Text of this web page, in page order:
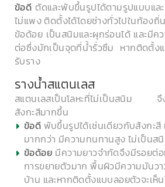
ข้อดี ตัดและพับขึ้นรูปได้ตามรูปแบบแล
ไม่แพง ติดตั้งได้โดยช่างทั่วไปในท้องถิ่น
ข้อด้อย เป็นสนิมและผุกร่อนได้ และมีค
ต่อซึ่งมักเป็นจุดที่น้ำรั่วซึม หากติดตั้งแ
รับราง
รางน้ำสแตนเลส
สแตนเลสเป็นโลหะที่ไม่เป็นสนิม จึ
สังกะสีมากขึ้น
ข้อดี พับขึ้นรูปได้เช่นเดียวกับสังกะ
มากกว่า มีความทนทานสูง ไม่เป็นส
ข้อด้อย มีความยาวจำกัดจึงมีรอยต่
การขยายตัวมาก พื้นผิวมีความมันวา
บ้าน และหากติดตั้งแบบลอยตัวจะเห็